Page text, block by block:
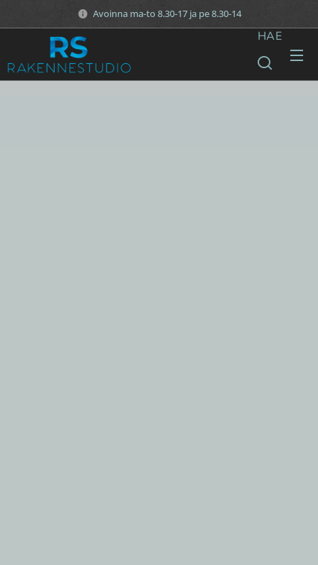
Avoinna ma-to 8.30-17 ja pe 8.30-14
HAE